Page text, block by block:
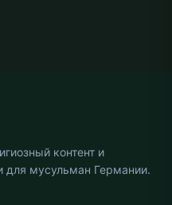
контент и
для мусульман Германии.